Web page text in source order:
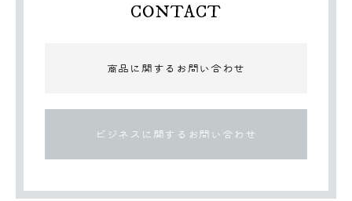
CONTACT
商品に関するお問い合わせ
ビジネスに関するお問い合わせ